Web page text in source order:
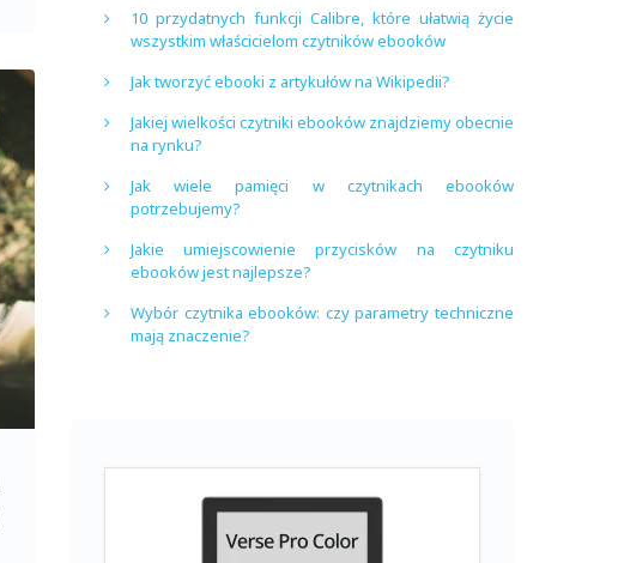
10 przydatnych funkcji Calibre, które ułatwią życie
wszystkim właścicielom czytników ebooków
Jak tworzyć ebooki z artykułów na Wikipedii?
Jakiej wielkości czytniki ebooków znajdziemy obecnie
na rynku?
Jak wiele pamięci w czytnikach ebooków
potrzebujemy?
Jakie umiejscowienie przycisków na czytniku
ebooków jest najlepsze?
Wybór czytnika ebooków: czy parametry techniczne
mają znaczenie?